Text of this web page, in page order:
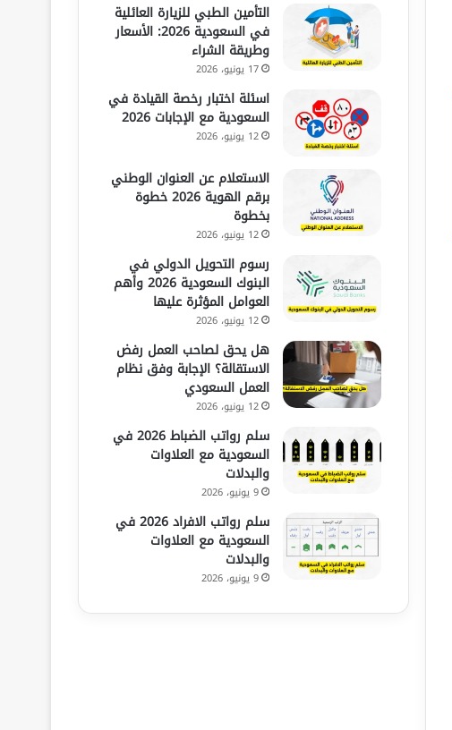
التأمين الطبي للزيارة العائلية
في السعودية 2026: الأسعار
وطريقة الشراء
17 يونيو، 2026
اسئلة اختبار رخصة القيادة في
السعودية مع الإجابات 2026
12 يونيو، 2026
الاستعلام عن العنوان الوطني
برقم الهوية 2026 خطوة
بخطوة
12 يونيو، 2026
رسوم التحويل الدولي في
البنوك السعودية 2026 وأهم
العوامل المؤثرة عليها
12 يونيو، 2026
هل يحق لصاحب العمل رفض
الاستقالة؟ الإجابة وفق نظام
العمل السعودي
12 يونيو، 2026
سلم رواتب الضباط 2026 في
السعودية مع العلاوات
والبدلات
9 يونيو، 2026
سلم رواتب الافراد 2026 في
السعودية مع العلاوات
والبدلات
9 يونيو، 2026